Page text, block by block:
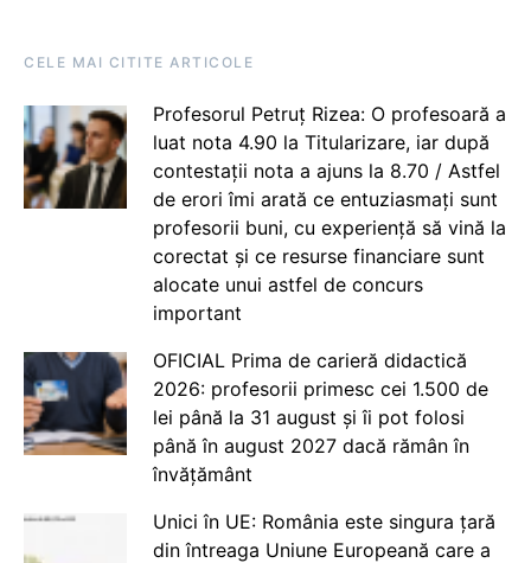
CELE MAI CITITE ARTICOLE
Profesorul Petruț Rizea: O profesoară a
luat nota 4.90 la Titularizare, iar după
contestații nota a ajuns la 8.70 / Astfel
de erori îmi arată ce entuziasmați sunt
profesorii buni, cu experiență să vină la
corectat și ce resurse financiare sunt
alocate unui astfel de concurs
important
OFICIAL Prima de carieră didactică
2026: profesorii primesc cei 1.500 de
lei până la 31 august și îi pot folosi
până în august 2027 dacă rămân în
învățământ
Unici în UE: România este singura țară
din întreaga Uniune Europeană care a